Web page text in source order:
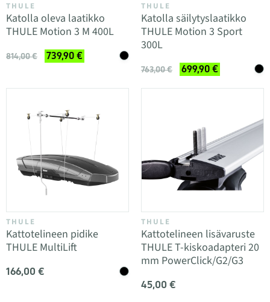
THULE
Katolla oleva laatikko
THULE Motion 3 M 400L
814,00 € 739,90 €
THULE
Katolla säilytyslaatikko
THULE Motion 3 Sport
300L
763,00 € 699,90 €
THULE
Kattotelineen pidike
THULE MultiLift
166,00 €
THULE
Kattotelineen lisävaruste
THULE T-kiskoadapteri 20
mm PowerClick/G2/G3
45,00 €